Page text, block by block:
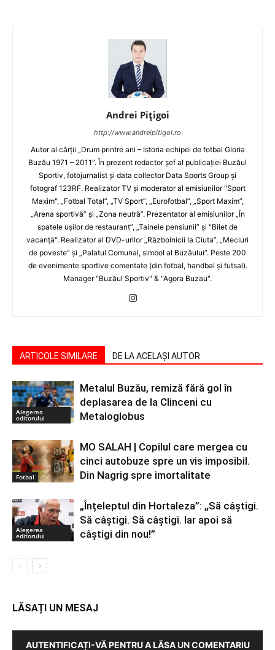
Andrei Pițigoi
http://www.andreipitigoi.ro
Autor al cărţii „Drum printre ani – Istoria echipei de fotbal Gloria
Buzău 1971 – 2011”. În prezent redactor şef al publicaţiei Buzăul
Sportiv, fotojurnalist şi data collector Data Sports Group şi
fotograf 123RF. Realizator TV şi moderator al emisiunilor "Sport
Maxim", „Fotbal Total”, „TV Sport”, „Eurofotbal”, „Sport Maxim”,
„Arena sportivă” şi „Zona neutră”. Prezentator al emisiunilor „În
spatele uşilor de restaurant”, „Tainele pensiunii” şi "Bilet de
vacanţă". Realizator al DVD-urilor „Războinicii la Ciuta”, „Meciuri
de poveste” şi „Palatul Comunal, simbol al Buzăului”. Peste 200
de evenimente sportive comentate (din fotbal, handbal şi futsal).
Manager "Buzăul Sportiv" & "Agora Buzau".
ARTICOLE SIMILARE DE LA ACELAȘI AUTOR
Alegerea
editorului
Metalul Buzău, remiză fără gol în
deplasarea de la Clinceni cu
Metaloglobus
Fotbal
MO SALAH | Copilul care mergea cu
cinci autobuze spre un vis imposibil.
Din Nagrig spre imortalitate
Alegerea
editorului
„Înțeleptul din Hortaleza”: „Să câștigi.
Să câștigi. Să câștigi. Iar apoi să
câștigi din nou!”
LĂSAȚI UN MESAJ
AUTENTIFICAȚI-VĂ PENTRU A LĂSA UN COMENTARIU